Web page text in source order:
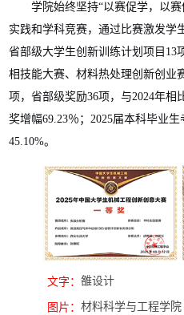
学院始终坚持“以赛促学，以
实践和学科竞赛，通过比赛激发学
省部级大学生创新训练计划项目 13
相技能大赛、材料热处理创新创业
项，省部级奖励36项，与2024年相
奖增幅69.23％；2025届本科毕业生
45.10%。
文字：雒设计
图片：材料科学与工程学院